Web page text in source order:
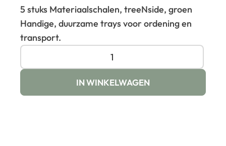
5 stuks Materiaalschalen, treeNside, groen
Handige, duurzame trays voor ordening en
transport.
IN WINKELWAGEN